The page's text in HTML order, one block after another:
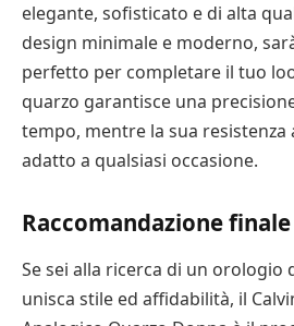
elegante, sofisticato e di alta
design minimale e moderno,
perfetto per completare il tuo
quarzo garantisce una
tempo, mentre la sua resistenza
adatto a qualsiasi occasione.
Raccomandazione finale
Se sei alla ricerca di un orologio
unisca stile ed affidabilità, il